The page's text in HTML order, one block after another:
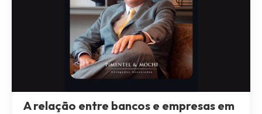
A relação entre bancos e empresas em